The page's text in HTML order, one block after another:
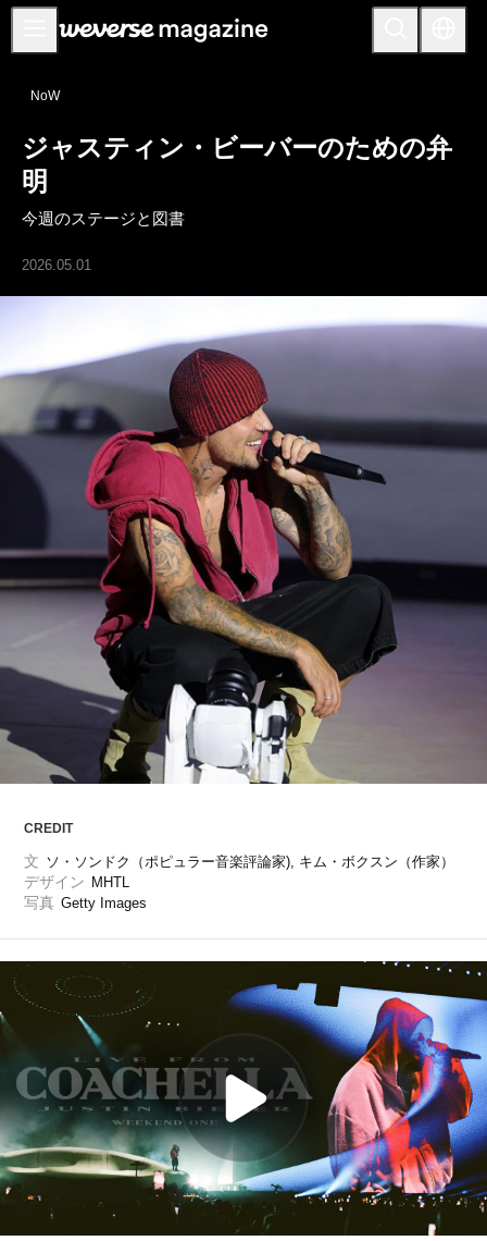
お知らせ
FEATURE
INTERVIEW
REVIEW
INTERACTIVE
INDUSTRY
NoW
ALL
ARTICLES
LOGIN
NoW
ジャスティン・ビーバーのための弁
明
今週のステージと図書
2026.05.01
CREDIT
文 ソ・ソンドク（ポピュラー音楽評論家), キム・ボクスン（作家）
デザイン MHTL
写真 Getty Images